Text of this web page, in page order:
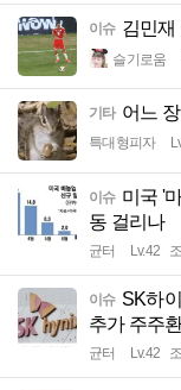
이슈 김민재
슬기로움
기타 어느
특대형피자
이슈 미국 '
동 걸리나
균터 Lv.42
이슈 SK하
추가 주주
균터 Lv.42